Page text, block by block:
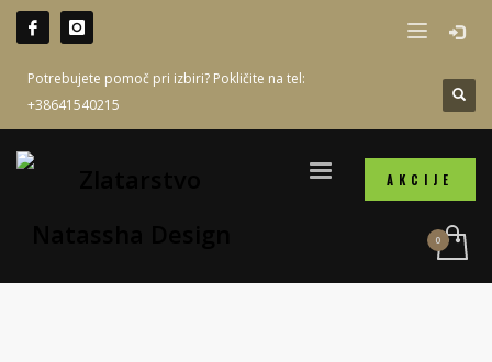
Potrebujete pomoč pri izbiri? Pokličite na tel:
+38641540215
AKCIJE